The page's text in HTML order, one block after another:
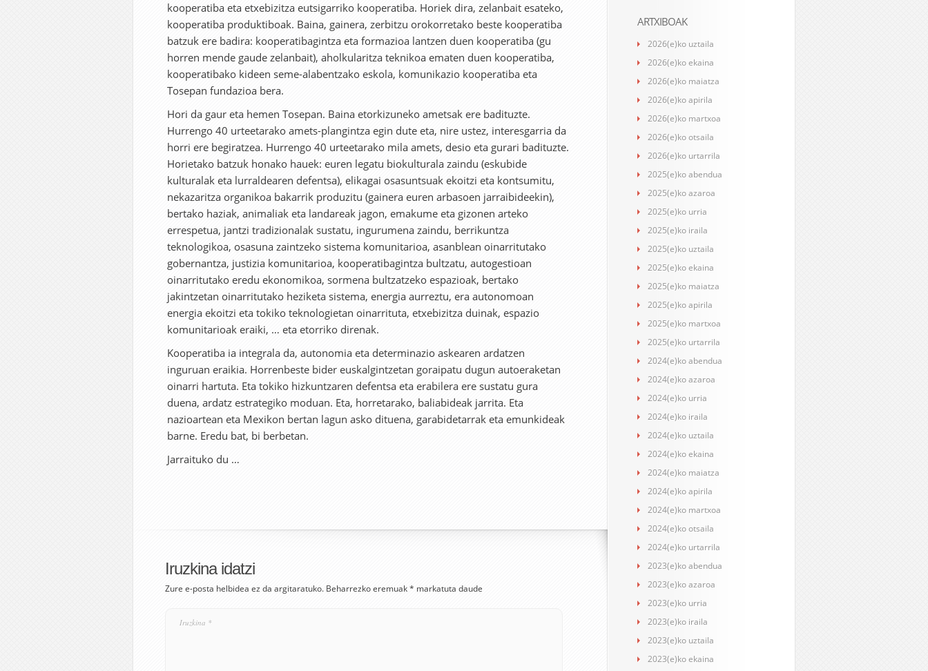
kooperatiba eta etxebizitza eutsigarriko kooperatiba. Horiek dira, zelanbait esateko,
kooperatiba produktiboak. Baina, gainera, zerbitzu orokorretako beste kooperatiba
batzuk ere badira: kooperatibagintza eta formazioa lantzen duen kooperatiba (gu
horren mende gaude zelanbait), aholkularitza teknikoa ematen duen kooperatiba,
kooperatibako kideen seme-alabentzako eskola, komunikazio kooperatiba eta
Tosepan fundazioa bera.
Hori da gaur eta hemen Tosepan. Baina etorkizuneko ametsak ere badituzte.
Hurrengo 40 urteetarako amets-plangintza egin dute eta, nire ustez, interesgarria da
horri ere begiratzea. Hurrengo 40 urteetarako mila amets, desio eta gurari badituzte.
Horietako batzuk honako hauek: euren legatu biokulturala zaindu (eskubide
kulturalak eta lurraldearen defentsa), elikagai osasuntsuak ekoitzi eta kontsumitu,
nekazaritza organikoa bakarrik produzitu (gainera euren arbasoen jarraibideekin),
bertako haziak, animaliak eta landareak jagon, emakume eta gizonen arteko
errespetua, jantzi tradizionalak sustatu, ingurumena zaindu, berrikuntza
teknologikoa, osasuna zaintzeko sistema komunitarioa, asanblean oinarritutako
gobernantza, justizia komunitarioa, kooperatibagintza bultzatu, autogestioan
oinarritutako eredu ekonomikoa, sormena bultzatzeko espazioak, bertako
jakintzetan oinarritutako heziketa sistema, energia aurreztu, era autonomoan
energia ekoitzi eta tokiko teknologietan oinarrituta, etxebizitza duinak, espazio
komunitarioak eraiki, … eta etorriko direnak.
Kooperatiba ia integrala da, autonomia eta determinazio askearen ardatzen
inguruan eraikia. Horrenbeste bider euskalgintzetan goraipatu dugun autoeraketan
oinarri hartuta. Eta tokiko hizkuntzaren defentsa eta erabilera ere sustatu gura
duena, ardatz estrategiko moduan. Eta, horretarako, baliabideak jarrita. Eta
nazioartean eta Mexikon bertan lagun asko dituena, garabidetarrak eta emunkideak
barne. Eredu bat, bi berbetan.
Jarraituko du …
Iruzkina idatzi
Zure e-posta helbidea ez da argitaratuko. Beharrezko eremuak* markatuta daude
ARTXIBOAK
2026(e)ko uztaila
2026(e)ko ekaina
2026(e)ko maiatza
2026(e)ko apirila
2026(e)ko martxoa
2026(e)ko otsaila
2026(e)ko urtarrila
2025(e)ko abendua
2025(e)ko azaroa
2025(e)ko urria
2025(e)ko iraila
2025(e)ko uztaila
2025(e)ko ekaina
2025(e)ko maiatza
2025(e)ko apirila
2025(e)ko martxoa
2025(e)ko urtarrila
2024(e)ko abendua
2024(e)ko azaroa
2024(e)ko urria
2024(e)ko iraila
2024(e)ko uztaila
2024(e)ko ekaina
2024(e)ko maiatza
2024(e)ko apirila
2024(e)ko martxoa
2024(e)ko otsaila
2024(e)ko urtarrila
2023(e)ko abendua
2023(e)ko azaroa
2023(e)ko urria
2023(e)ko iraila
2023(e)ko uztaila
2023(e)ko ekaina